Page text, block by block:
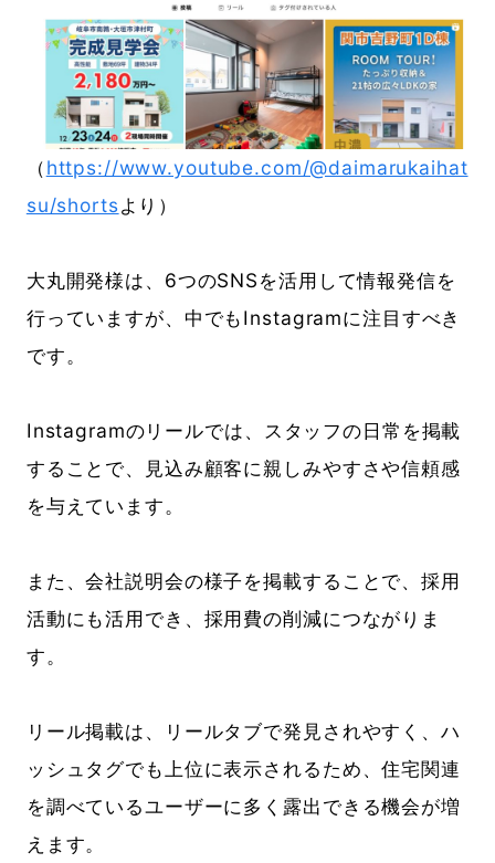
（https://www.youtube.com/@daimarukaihat
su/shortsより）
大丸開発様は、6つのSNSを活用して情報発信を
行っていますが、中でもInstagramに注目すべき
です。
Instagramのリールでは、スタッフの日常を掲載
することで、見込み顧客に親しみやすさや信頼感
を与えています。
また、会社説明会の様子を掲載することで、採用
活動にも活用でき、採用費の削減につながりま
す。
リール掲載は、リールタブで発見されやすく、ハ
ッシュタグでも上位に表示されるため、住宅関連
を調べているユーザーに多く露出できる機会が増
えます。